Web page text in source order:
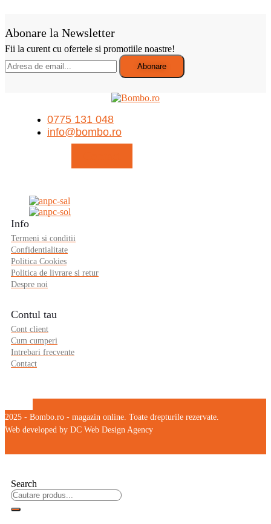
Abonare la Newsletter
Fii la curent cu ofertele si promotiile noastre!
0775 131 048
info@bombo.ro
Info
Termeni si conditii
Confidentialitate
Politica Cookies
Politica de livrare si retur
Despre noi
Contul tau
Cont client
Cum cumperi
Intrebari frecvente
Contact
2025 - Bombo.ro - magazin online. Toate drepturile rezervate.
Web developed by DC Web Design Agency
Search